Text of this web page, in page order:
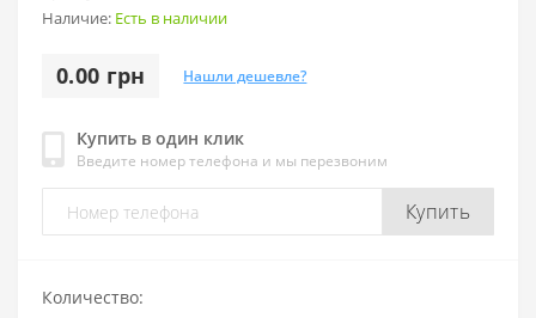
Наличие: Есть в наличии
0.00 грн Нашли дешевле?
Купить в один клик
Введите номер телефона и мы перезвоним
Купить
Количество: